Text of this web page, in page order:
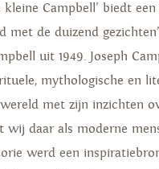
kleine Campbell’ biedt
met de duizend
uit 1949. Joseph
mythologische en
met zijn inzichten
wij daar als moderne
werd een